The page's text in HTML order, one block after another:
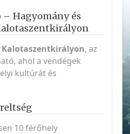
Hagyomány és
Kalotaszentkirályon, az
ahol a vendégek
kultúrát és
10 férőhely